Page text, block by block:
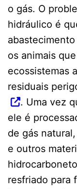
o gás. O
hidráulico é
os animais
ecossistemas
residuais
. Uma vez
ele é
de gás
e outros
resfriado para